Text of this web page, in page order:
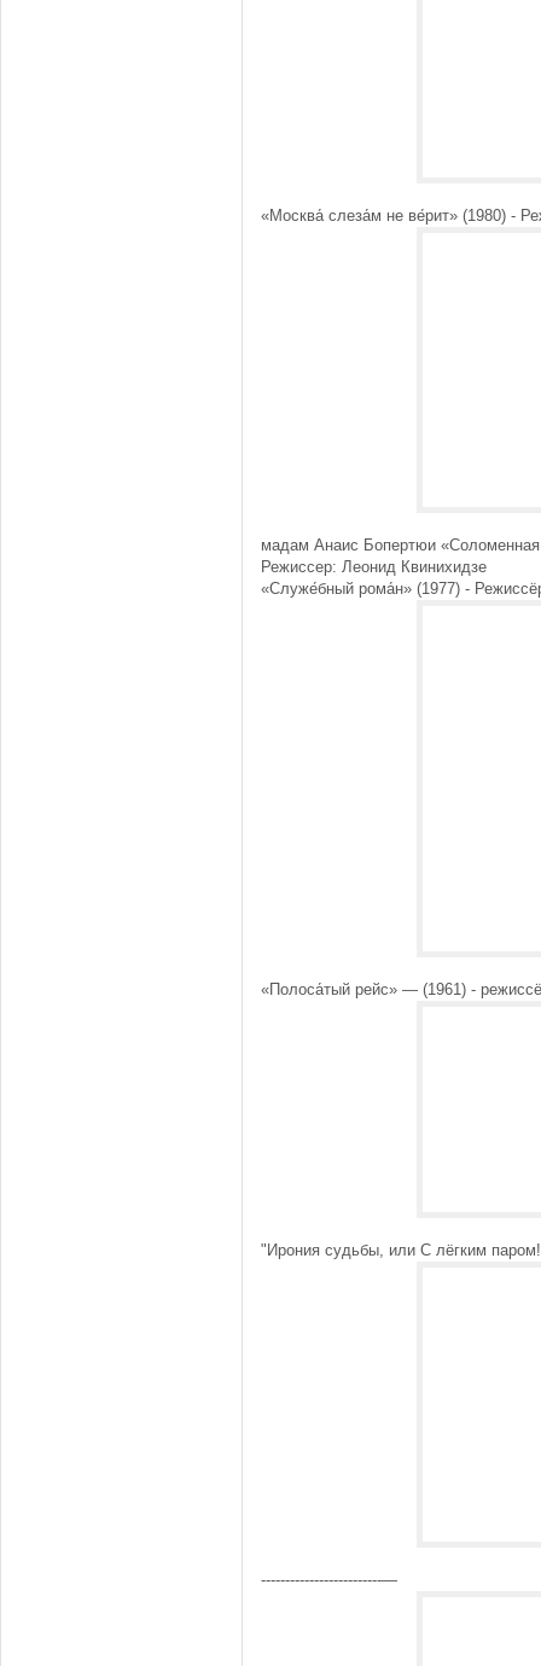
«Москва́ слеза́м не ве́рит» (1980) -
мадам Анаис Бопертюи
Режиссер: Леонид Квинихидзе
«Служе́бный рома́н» (1977) -
«Полоса́тый рейс» — (1961) -
"Ирония судьбы, или С лёгким
-------------------------—